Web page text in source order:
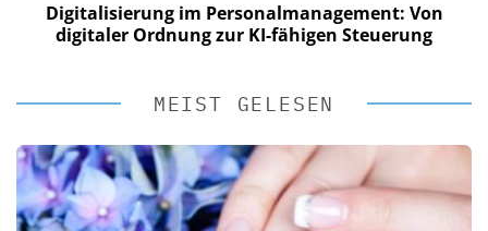
Digitalisierung im Personalmanagement: Von
digitaler Ordnung zur KI-fähigen Steuerung
MEIST GELESEN